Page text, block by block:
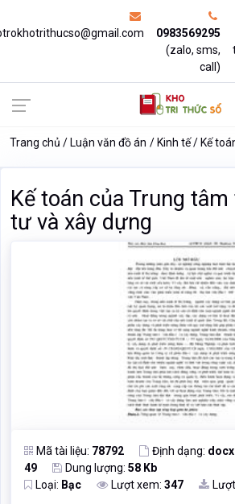
0983569295
(zalo, sms,
call)
Trang chủ Luận văn đồ án Kinh tế Kế
Kế toán của Trung
tư và xây dựng
Mã tài liệu: 78792 Định dạng: docx
49
Dung lượng: 58 Kb
Loại: Bạc Lượt xem: 347